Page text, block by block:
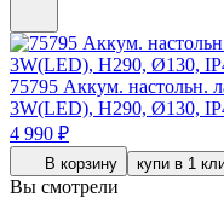
75795 Аккум. настольн.
3W(LED), H290, Ø130,
4 990 ₽
В корзину купи в 1
Вы смотрели